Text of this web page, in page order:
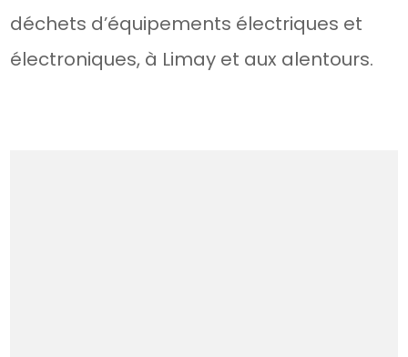
déchets d’équipements électriques et
électroniques, à Limay et aux alentours.